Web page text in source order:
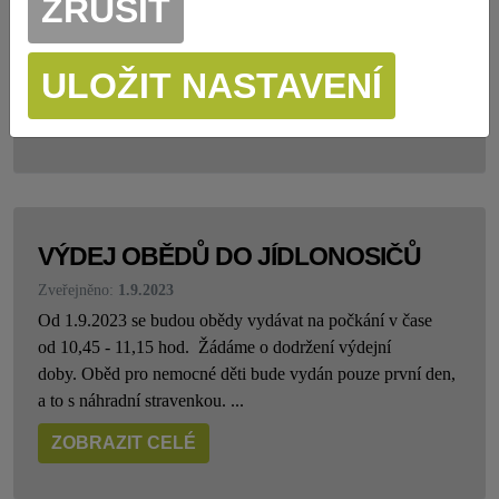
odhlašovat obědy. Vyhláška 107/ 2005 sb. §2 odst. 7 - jídla
podávána v rámci školního stravování konzumují strávníci
v provozovně školního stravován...
ZOBRAZIT CELÉ
VÝDEJ OBĚDŮ DO JÍDLONOSIČŮ
Zveřejněno: 1.9.2023
Od 1.9.2023 se budou obědy vydávat na počkání v čase
od 10,45 - 11,15 hod. Žádáme o dodržení výdejní
doby. Oběd pro nemocné děti bude vydán pouze první den,
a to s náhradní stravenkou. ...
ZOBRAZIT CELÉ
ZRUŠIT